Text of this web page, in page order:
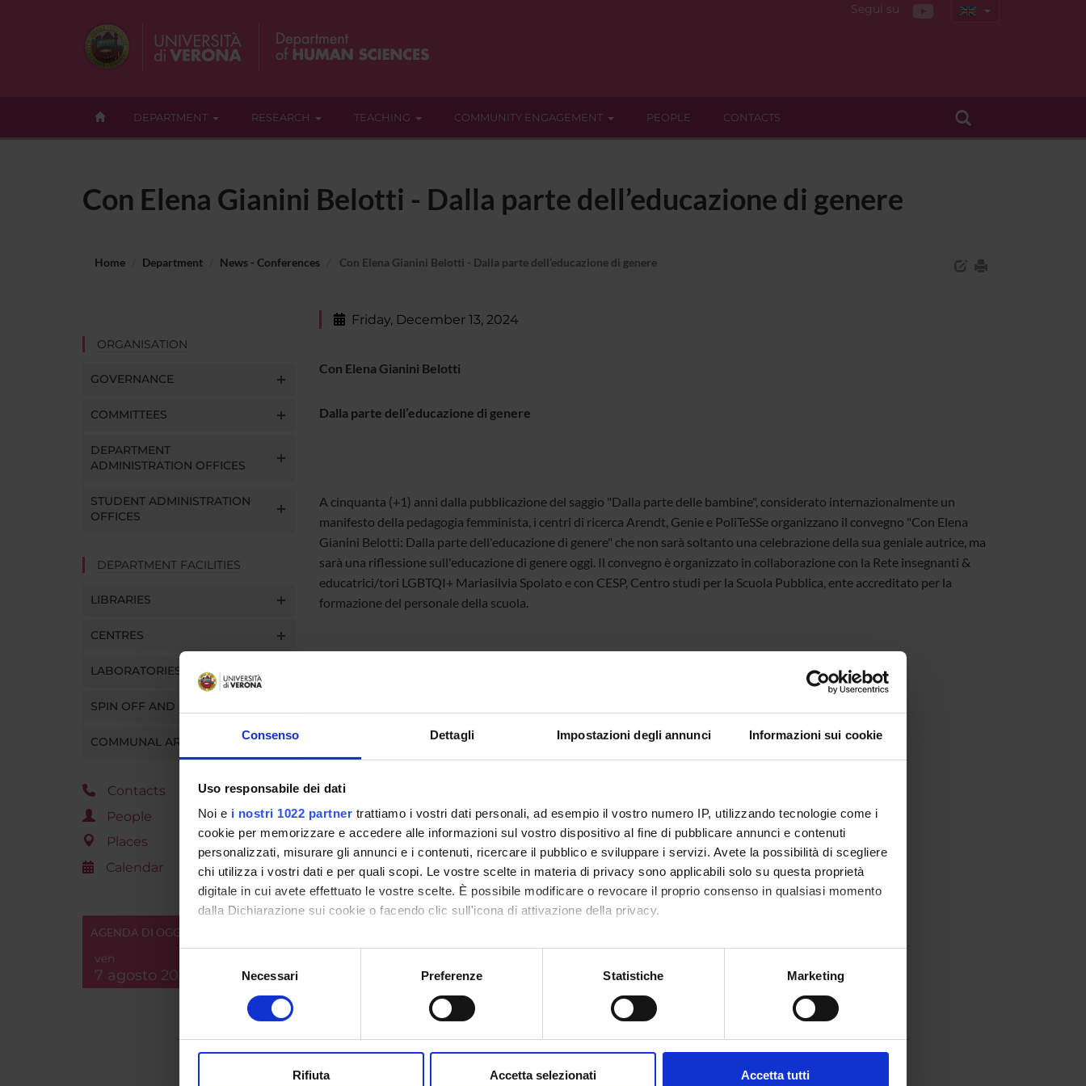
Consenso Dettagli Impostazioni degli annunci Informazioni sui cookie
Uso responsabile dei dati
Noi e i nostri 1022 partner trattiamo i vostri dati personali, ad esempio il vostro numero IP, utilizzando tecnologie come i
cookie per memorizzare e accedere alle informazioni sul vostro dispositivo al fine di pubblicare annunci e contenuti
personalizzati, misurare gli annunci e i contenuti, ricercare il pubblico e sviluppare i servizi. Avete la possibilità di scegliere
chi utilizza i vostri dati e per quali scopi. Le vostre scelte in materia di privacy sono applicabili solo su questa proprietà
digitale in cui avete effettuato le vostre scelte. È possibile modificare o revocare il proprio consenso in qualsiasi momento
dalla Dichiarazione sui cookie o facendo clic sull'icona di attivazione della privacy.
Con il tuo consenso, vorremmo anche:
raccogliere informazioni sulla tua posizione geografica, con un'approssimazione di qualche metro,
digitali).
modificare o ritirare il tuo consenso in qualsiasi momento dalla Dichiarazione sui cookie.
Necessari Preferenze Statistiche Marketing
Rifiuta Accetta selezionati Accetta tutti
Segui su
DEPARTMENT RESEARCH TEACHING COMMUNITY ENGAGEMENT PEOPLE CONTACTS
Con Elena Gianini Belotti - Dalla parte dell’educazione di genere
Home Department News - Conferences Con Elena Gianini Belotti - Dalla parte dell’educazione di genere
ORGANISATION
GOVERNANCE
COMMITTEES
DEPARTMENT
ADMINISTRATION OFFICES
STUDENT ADMINISTRATION
OFFICES
DEPARTMENT FACILITIES
LIBRARIES
CENTRES
LABORATORIES
SPIN OFF AND COMPANIES
COMMUNAL AREA
Contacts
People
Places
Calendar
AGENDA DI OGGI
ven
7 agosto 2026
Friday, December 13, 2024
Con Elena Gianini Belotti
Dalla parte dell’educazione di genere
A cinquanta (+1) anni dalla pubblicazione del saggio "Dalla parte delle bambine", considerato internazionalmente un
manifesto della pedagogia femminista, i centri di ricerca Arendt, Genie e PoliTeSSe organizzano il convegno "Con Elena
Gianini Belotti: Dalla parte dell'educazione di genere" che non sarà soltanto una celebrazione della sua geniale autrice, ma
sarà una riflessione sull'educazione di genere oggi. Il convegno è organizzato in collaborazione con la Rete insegnanti &
educatrici/tori LGBTQI+ Mariasilvia Spolato e con CESP, Centro studi per la Scuola Pubblica, ente accreditato per la
formazione del personale della scuola.
Aule T1 e Messedaglia
PROGRAMMA (pdf, it, 669 KB, 25/11/24)
Programme Director Lorenzo Bernini